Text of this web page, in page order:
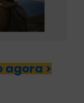
agora >